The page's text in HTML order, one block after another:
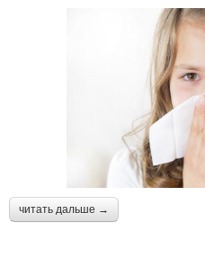
читать дальше →